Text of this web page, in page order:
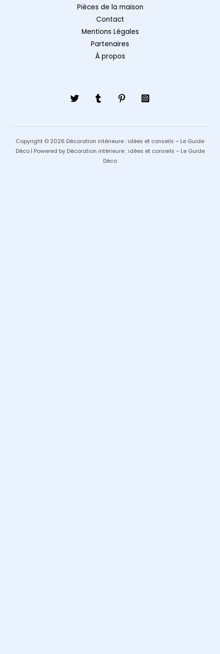
Pièces de la maison
Contact
Mentions Légales
Partenaires
À propos
Copyright © 2026 Décoration intérieure : idées et conseils – Le Guide
Déco | Powered by Décoration intérieure : idées et conseils – Le Guide
Déco